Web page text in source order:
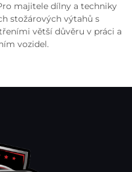
majitele dílny a techniky
stožárových výtahů s
větší důvěru v práci a
vozidel.